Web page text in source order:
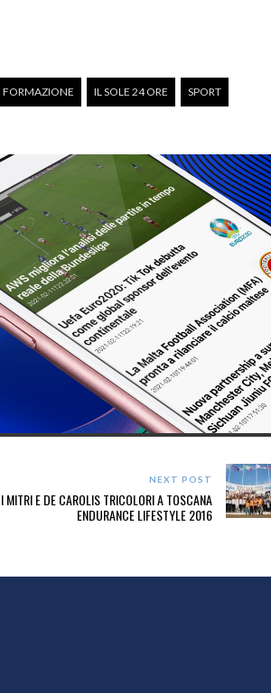
FORMAZIONE IL SOLE 24 ORE SPORT
NEXT POST
MITRI E DE CAROLIS TRICOLORI A TOSCANA
ENDURANCE LIFESTYLE 2016